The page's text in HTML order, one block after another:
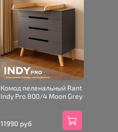
Комод пеленальный Rant
Indy Pro 800/4 Moon Grey
11990 руб